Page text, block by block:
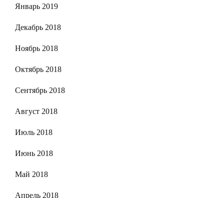
Январь 2019
Декабрь 2018
Ноябрь 2018
Октябрь 2018
Сентябрь 2018
Август 2018
Июль 2018
Июнь 2018
Май 2018
Апрель 2018